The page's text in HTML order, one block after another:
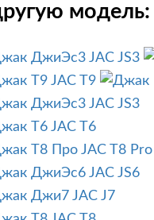
модель:
JAC JS3
JAC T9
JAC JS3
JAC T6
JAC T8 Pro
JAC JS6
JAC J7